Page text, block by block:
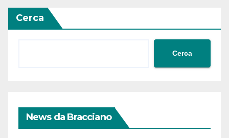
Cerca
Cerca
News da Bracciano